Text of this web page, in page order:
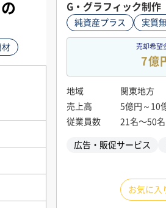
材
G・グラフィック制作
純資産プラス 実質
売却希望
7億
地域
関東地方
売上高
5億円～10
従業員数
21名〜50名
広告・販促サービス
お気に入